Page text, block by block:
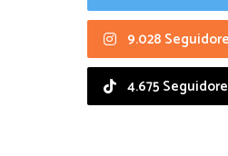
9.028
4.675